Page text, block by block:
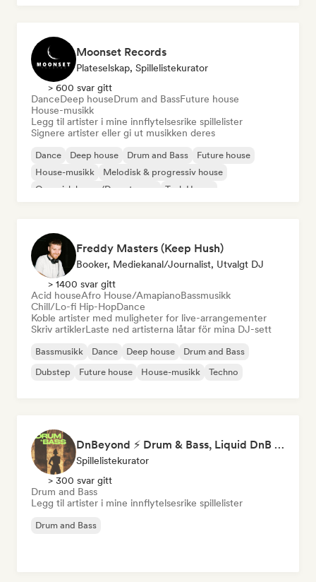
Moonset Records
Plateselskap, Spillelistekurator
> 600 svar gitt
DanceDeep houseDrum and BassFuture house
House-musikk
Legg til artister i mine innflytelsesrike spillelister
Signere artister eller gi ut musikken deres
Dance Deep house Drum and Bass
Future house
House-musikk
Melodisk & progressiv house
Organisk house/Downtempo
Tech House
Freddy Masters (Keep Hush)
Booker, Mediekanal/journalist, Utvalgt DJ
> 1400 svar gitt
Acid houseAfro House/AmapianoBassmusikk
Chill/Lo-fi Hip-HopDance
Koble artister med muligheter for live-arrangementer
Skriv artiklerLaste ned artisterna låtar för mina DJ-sett
Bassmusikk Dance Deep house
Drum and Bass
Dubstep
Future house House-musikk Techno
DnBeyond ⚡ Drum & Bass, Liquid DnB & Jungle
Spillelistekurator
> 300 svar gitt
Drum and Bass
Legg til artister i mine innflytelsesrike spillelister
Drum and Bass